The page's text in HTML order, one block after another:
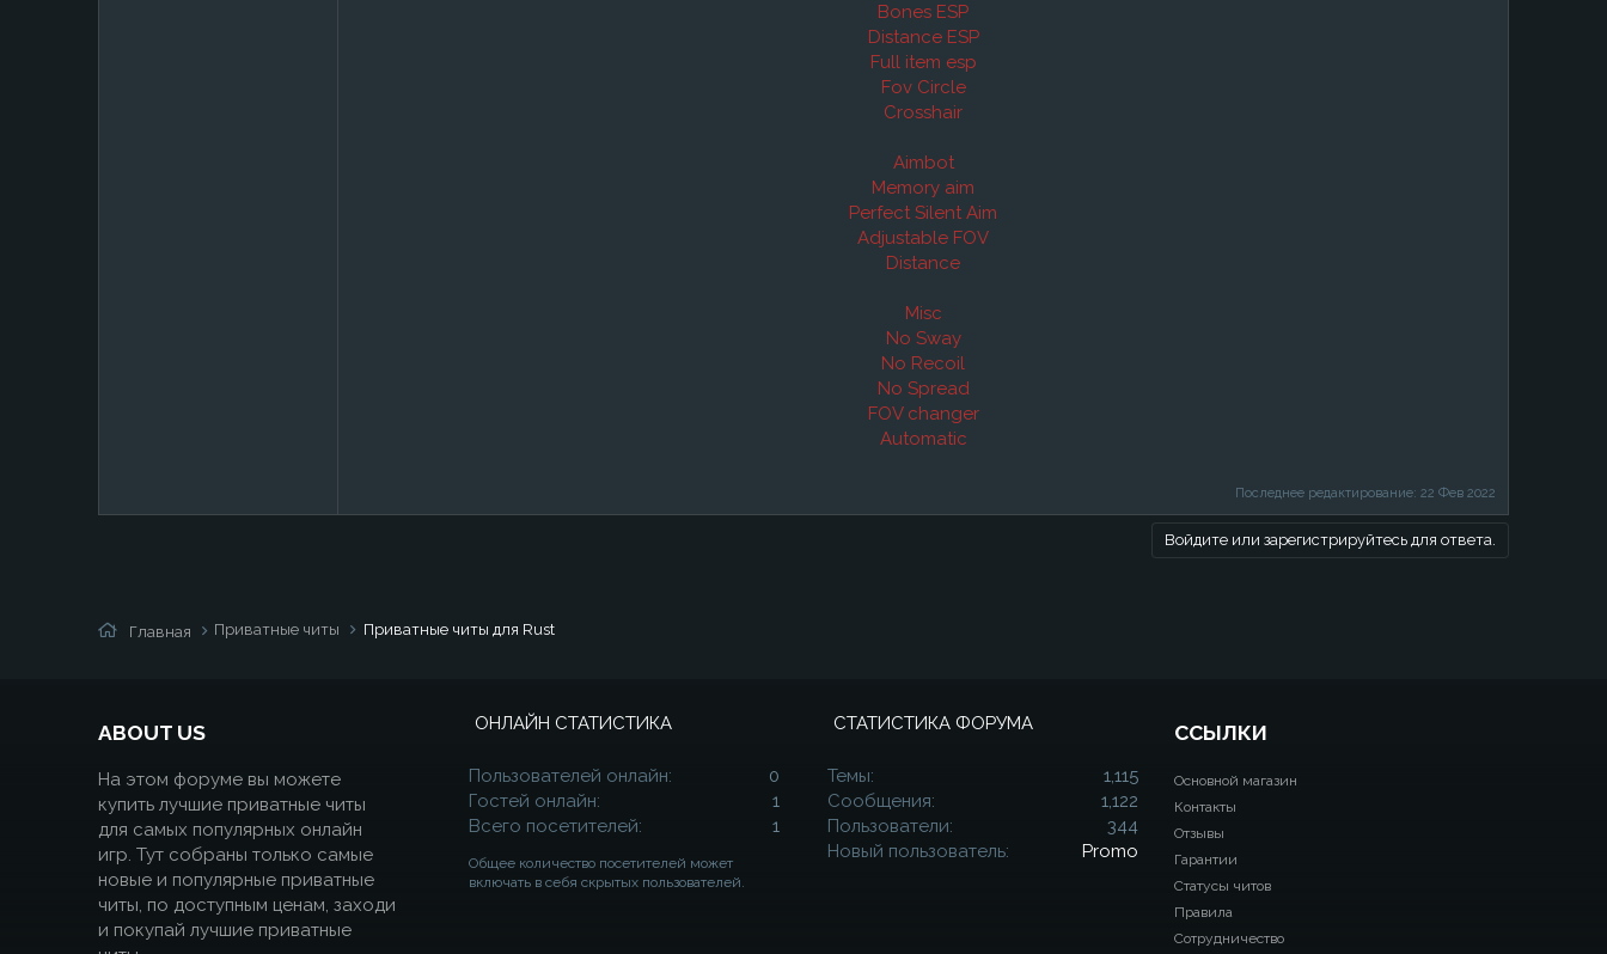
Bones ESP
Distance ESP
Full item esp
Fov Circle
Crosshair
Aimbot
Memory aim
Perfect Silent Aim
Adjustable FOV
Distance
Misc
No Sway
No Recoil
No Spread
FOV changer
Automatic
Последнее редактирование: 22 Фев 2022
Войдите или зарегистрируйтесь для ответа.
Главная Приватные читы Приватные читы для Rust
ABOUT US
На этом форуме вы можете
купить лучшие приватные читы
для самых популярных онлайн
игр. Тут собраны только самые
новые и популярные приватные
читы, по доступным ценам, заходи
и покупай лучшие приватные
ОНЛАЙН СТАТИСТИКА
Пользователей онлайн
0
Гостей онлайн
1
Всего посетителей
1
Общее количество посетителей может
включать в себя скрытых пользователей.
СТАТИСТИКА ФОРУМА
Темы
1,115
Сообщения
1,122
Пользователи
344
Новый пользователь
Promo
ССЫЛКИ
Основной магазин
Контакты
Отзывы
Гарантии
Статусы читов
Правила
Сотрудничество